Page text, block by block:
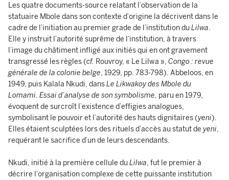
Les quatre documents-source relatant l’observation de la
statuaire Mbole dans son contexte d’origine la décrivent dans le
cadre de l’initiation au premier grade de l’institution duLilwa.
Elle y instruit l’autorité suprême de l’institution, à travers
l’image du châtiment infligé aux initiés qui en ont gravement
transgressé les règles (cf. Rouvroy, « Le Lilwa », Congo : revue
générale de la colonie belge, 1929, pp. 783-798). Abbeloos, en
1949, puis Kalala Nkudi, dansLe Likwakoy des Mbole du
Lomami. Essai d’analyse de son symbolisme, paru en 1979,
évoquent de surcroît l’existence d’effigies analogues,
symbolisant le pouvoir et l’autorité des hauts dignitaires (yeni).
Elles étaient sculptées lors des rituels d’accès au statut de yeni,
requérant le sacrifice d’un de leurs descendants.
Nkudi, initié à la première cellule duLilwa, fut le premier à
décrire l’organisation complexe de cette puissante institution